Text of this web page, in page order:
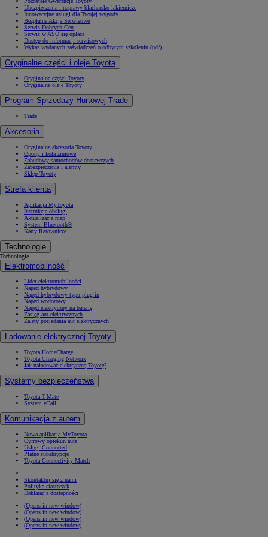
Ubezpieczenia i naprawy blacharsko-lakiernicze
Innowacyjne usługi dla Twojej wygody
Bezpłatne Akcje Serwisowe
Serwis Dobrych Cen
Serwis w ASO się opłaca
Dostęp do informacji serwisowych
Wykaz wydanych zaświadczeń o odbytym szkoleniu (pdf)
Oryginalne części i oleje Toyota
Oryginalne części Toyoty
Oryginalne oleje Toyoty
Program Sprzedaży Hurtowej Trade
Trade
Akcesoria
Oryginalne akcesoria Toyoty
Opony i koła zimowe
Zabudowy samochodów dostawczych
Zabezpieczenia i alarmy
Sklep Toyoty
Strefa klienta
Aplikacja MyToyota
Instrukcje obsługi
Aktualizacja map
System Bluetooth®
Karty Ratownicze
Technologie
Technologie
Elektromobilność
Lider elektromobilności
Napęd hybrydowy
Napęd hybrydowy typu plug-in
Napęd wodorowy
Napęd elektryczny na baterię
Zasięg aut elektrycznych
Zalety posiadania aut elektrycznych
Ładowanie elektrycznej Toyoty
Toyota HomeCharge
Toyota Charging Network
Jak naładować elektryczną Toyotę?
Systemy bezpieczeństwa
Toyota T-Mate
System eCall
Komunikacja z autem
Nowa aplikacja MyToyota
Cyfrowy opiekun auta
Usługi Connected
Płatne subskrypcje
Toyota Connectivity Match
Skontaktuj się z nami
Polityka ciasteczek
Deklaracja dostępności
(Opens in new window)
(Opens in new window)
(Opens in new window)
(Opens in new window)